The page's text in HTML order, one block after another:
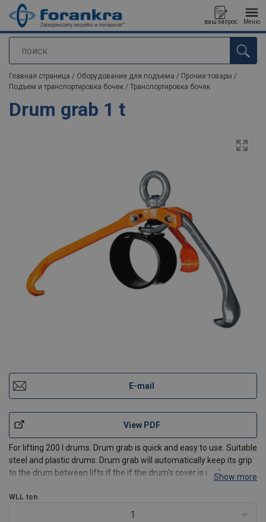
поиск
ваш запрос Меню
Продукт добавлен в ваш запрос
Главная страница / Оборудование для подъема / Прочие товары /
Подъем и транспортировка бочек / Транспортировка бочек
Drum grab 1 t
E-mail
View PDF
For lifting 200 l drums. Drum grab is quick and easy to use. Suitable
steel and plastic drums. Drum grab will automatically keep its grip
to the drum between lifts if the if the drum's cover is in placeShow more
WLL ton
1